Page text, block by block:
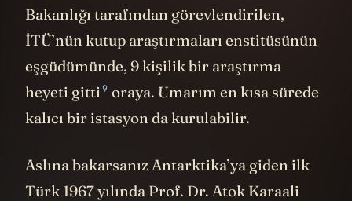
Bakanlığı tarafından görevlendirilen,
İTÜ’nün kutup araştırmaları enstitüsünün
eşgüdümünde, 9 kişilik bir araştırma
heyeti gitti9 oraya. Umarım en kısa sürede
kalıcı bir istasyon da kurulabilir.
Aslına bakarsanız Antarktika’ya giden ilk
Türk 1967 yılında Prof. Dr. Atok Karaali